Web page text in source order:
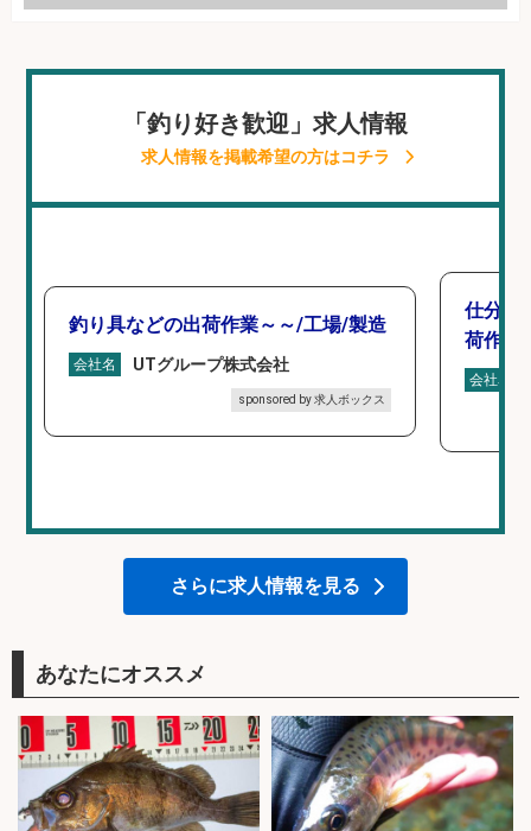
「釣り好き歓迎」求人情報
求人情報を掲載希望の方はコチラ
釣り具などの出荷作業～～/工場/製造
会社名 UTグループ株式会社
sponsored by 求人ボックス
仕分け
荷作業
会社名
さらに求人情報を見る
あなたにオススメ